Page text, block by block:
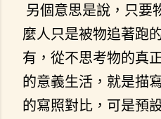
另個意思是說，只要
麼人只是被物追著跑
有，從不思考物的真
的意義生活，就是描
的寫照對比，可是預